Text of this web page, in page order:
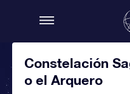
Constelación
o el Arquero